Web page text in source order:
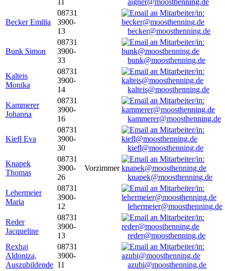
aigner@moosthenning.de
Becker Emilia
08731
3900-
13
becker@moosthenning.de
Bunk Simon
08731
3900-
33
bunk@moosthenning.de
Kalteis
Monika
08731
3900-
14
kalteis@moosthenning.de
Kammerer
Johanna
08731
3900-
16
kammerer@moosthenning.de
Kiefl Eva
08731
3900-
30
kiefl@moosthenning.de
Knapek
Thomas
08731
3900-
26
Vorzimmer
knapek@moosthenning.de
Lehermeier
Maria
08731
3900-
12
lehermeier@moosthenning.de
Reder
Jacqueline
08731
3900-
13
reder@moosthenning.de
Rexhaj
Aldoniza,
Auszubildende
08731
3900-
11
azubi@moosthenning.de